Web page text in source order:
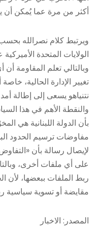
أكثر من مرة عما يُمكن
ويرتبط كلام نصرالله
الولايات المتحدة
وبالتالي تعلم المقاومة
تغيير الإدارة الحالية،
نتنياهو يسعى إلى إطالة
والنقطة الأهم في هذا
بأن الدولة اللبنانية هي
مفاوضات ترسيم الحدود
لإيصال رسالة بأن
على أي ملفات أخرى،
ربط الملفات ببعضها،
مقايضة أو تسوية سياسية
المصدر: الاخبار